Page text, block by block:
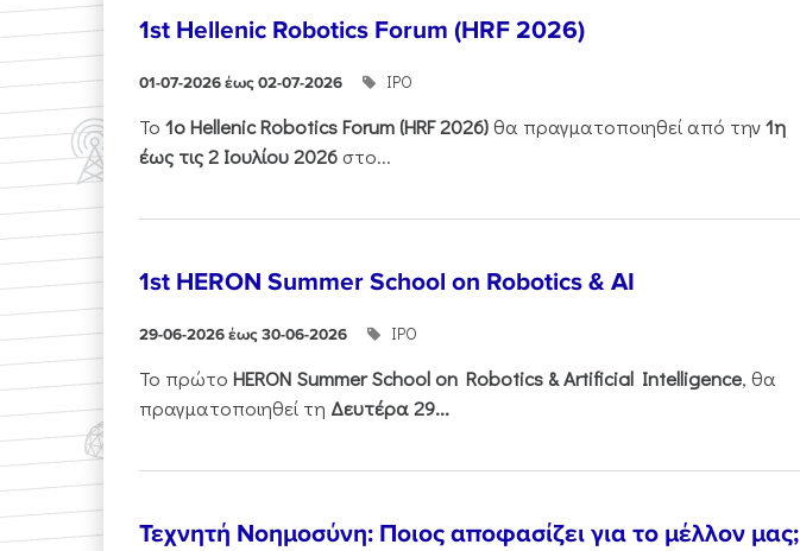
1st Hellenic Robotics Forum (HRF 2026)
01-07-2026 έως 02-07-2026 ΙΡΟ
Το 1οHellenicRoboticsForum(HRF2026)θα πραγματοποιηθεί από την1η
έως τις 2 Ιουλίου 2026 στο...
1st HERON Summer School on Robotics & AI
29-06-2026 έως 30-06-2026 ΙΡΟ
Το πρώτο HERON SummerSchoolon Robotics &Artificial Intelligence, θα
πραγματοποιηθεί τη Δευτέρα 29...
Τεχνητή Νοημοσύνη: Ποιος αποφασίζει για το μέλλον μας;